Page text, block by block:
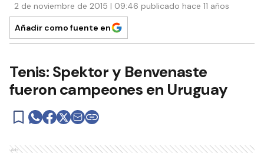
2 de noviembre de 2015 | 09:46 publicado hace 11 años
Añadir como fuente en
Tenis: Spektor y Benvenaste
fueron campeones en Uruguay
Ads